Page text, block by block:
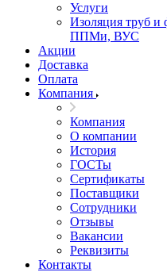
Услуги
Изоляция труб
ППМи, ВУС
Акции
Доставка
Оплата
Компания
Компания
О компании
История
ГОСТы
Сертификаты
Поставщики
Сотрудники
Отзывы
Вакансии
Реквизиты
Контакты